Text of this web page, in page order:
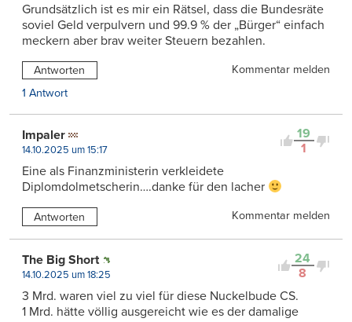
Grundsätzlich ist es mir ein Rätsel, dass die Bundesräte
soviel Geld verpulvern und 99.9 % der „Bürger“ einfach
meckern aber brav weiter Steuern bezahlen.
Antworten
Kommentar melden
1 Antwort
19
1
Impaler
14.10.2025 um 15:17
Eine als Finanzministerin verkleidete
Diplomdolmetscherin….danke für den lacher
Antworten Kommentar melden
24
8
The Big Short
14.10.2025 um 18:25
3 Mrd. waren viel zu viel für diese Nuckelbude CS.
1 Mrd. hätte völlig ausgereicht wie es der damalige